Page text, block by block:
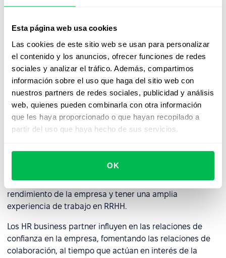
Esta página web usa cookies
Las cookies de este sitio web se usan para personalizar
el contenido y los anuncios, ofrecer funciones de redes
sociales y analizar el tráfico. Además, compartimos
información sobre el uso que haga del sitio web con
nuestros partners de redes sociales, publicidad y análisis
web, quienes pueden combinarla con otra información
que les haya proporcionado o que hayan recopilado a
partir del uso que haya hecho de sus servicios.
OK
comunicación con el personal. Para alcanzar este nivel,
estructura y los procesos de trabajo de la empresa y
tener la capacidad de liderazgo para poner en práctica
sus sugerencias e ideas junto con la dirección.
Competencias necesarias para un
HR Business Partner
Lacompetencia principaldel HR Business Partner es
demostrar cualidades de liderazgo, asumir
su opinión y sus argumentos en su beneficio. Debe ser
decisivo en los asuntos que influyen indirectamente en el
rendimiento de la empresa y tener una amplia
experiencia de trabajo en RRHH.
Los HR business partner influyen en las relaciones de
confianza en la empresa, fomentando las relaciones de
colaboración, al tiempo que actúan en interés de la